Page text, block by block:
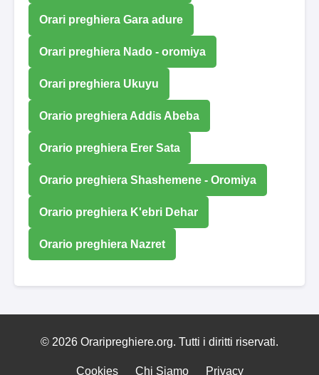
Orari preghiera Gara adure
Orari preghiera Nado - oromiya
Orari preghiera Ukuyu
Orario preghiera Addis Abeba
Orario preghiera Erer Sata
Orario preghiera Shashemene - Oromiya
Orario preghiera K'ebri Dehar
Orario preghiera Nazret
© 2026 Oraripreghiere.org. Tutti i diritti riservati.
Cookies Chi Siamo Privacy